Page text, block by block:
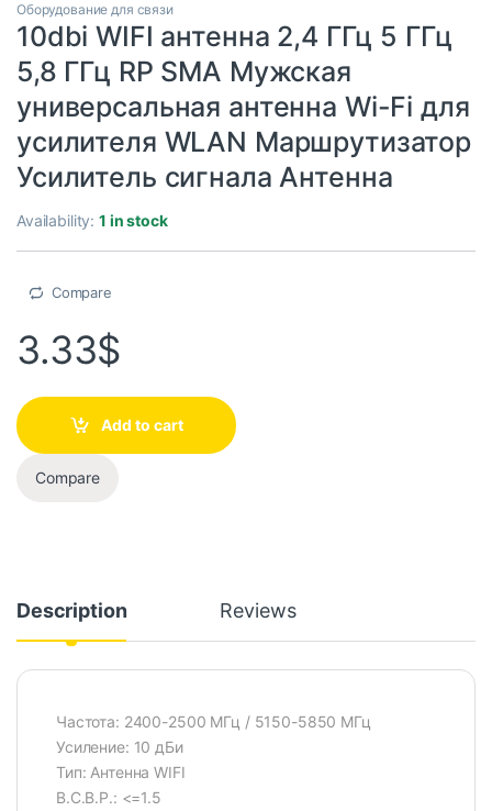
Оборудование для связи
10dbi WIFI антенна 2,4 ГГц 5 ГГц
5,8 ГГц RP SMA Мужская
универсальная антенна Wi-Fi для
усилителя WLAN Маршрутизатор
Усилитель сигнала Антенна
Availability:1 in stock
Compare
3.33$
Add to cart
Compare
Description Reviews
Частота: 2400-2500 МГц / 5150-5850 МГц
Усиление: 10 дБи
Тип: Антенна WIFI
В.С.В.Р.: <=1.5